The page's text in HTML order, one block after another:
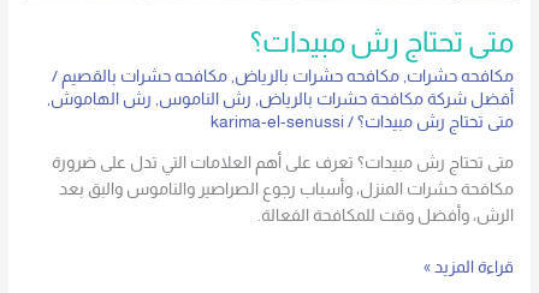
متى تحتاج رش مبيدات؟
مكافحه حشرات,مكافحه حشرات بالرياض,مكافحه حشرات بالقصيم /
أفضل شركة مكافحة حشرات بالرياض, رش الناموس, رش الهاموش,
متى تحتاج رش مبيدات؟ /
karima-el-senussi
متى تحتاج رش مبيدات؟ تعرف على أهم العلامات التي تدل على ضرورة
مكافحة حشرات المنزل، وأسباب رجوع الصراصير والناموس والبق بعد
الرش، وأفضل وقت للمكافحة الفعالة.
قراءة المزيد »